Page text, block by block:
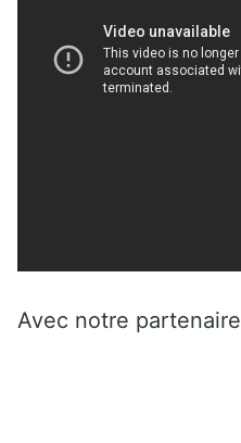
Avec notre partenaire